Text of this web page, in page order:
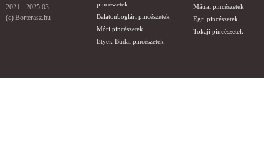
2021 - 2025.03
(c) Borterasz.hu
pincészetek
Balatonboglári pincészetek
Móri pincészetek
Etyek-Budai pincészetek
Mátrai pincészetek
Egri pincészetek
Tokaji pincészetek